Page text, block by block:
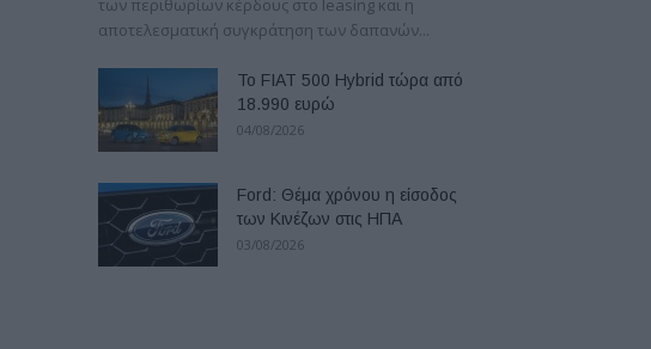
των περιθωρίων κέρδους στο leasing και η
αποτελεσματική συγκράτηση των δαπανών...
Το FIAT 500 Hybrid τώρα από
18.990 ευρώ
04/08/2026
Ford: Θέμα χρόνου η είσοδος
των Κινέζων στις ΗΠΑ
03/08/2026